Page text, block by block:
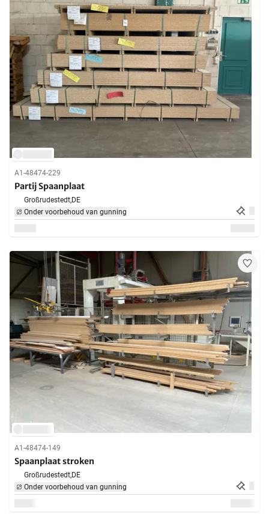
A1-48474-229
Partij Spaanplaat
Großrudestedt,DE
Onder voorbehoud van gunning
A1-48474-149
Spaanplaat stroken
Großrudestedt,DE
Onder voorbehoud van gunning